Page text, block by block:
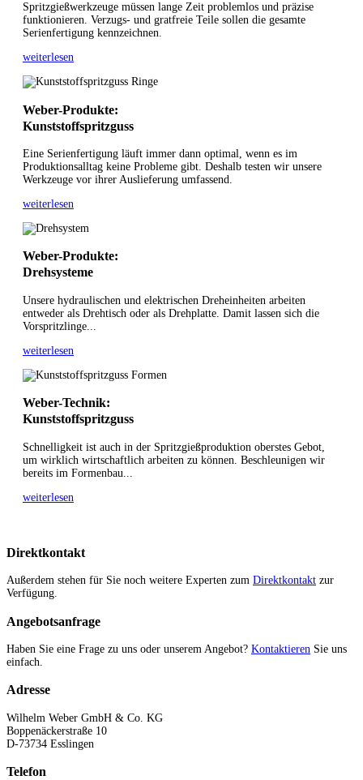
Spritzgießwerkzeuge müssen lange Zeit problemlos und präzise
funktionieren. Verzugs- und gratfreie Teile sollen die gesamte
Serienfertigung kennzeichnen.
weiterlesen
Weber-Produkte:
Kunststoffspritzguss
Eine Serienfertigung läuft immer dann optimal, wenn es im
Produktionsalltag keine Probleme gibt. Deshalb testen wir unsere
Werkzeuge vor ihrer Auslieferung umfassend.
weiterlesen
Weber-Produkte:
Drehsysteme
Unsere hydraulischen und elektrischen Dreheinheiten arbeiten
entweder als Drehtisch oder als Drehplatte. Damit lassen sich die
Vorspritzlinge...
weiterlesen
Weber-Technik:
Kunststoffspritzguss
Schnelligkeit ist auch in der Spritzgießproduktion oberstes Gebot,
um wirklich wirtschaftlich arbeiten zu können. Beschleunigen wir
bereits im Formenbau...
weiterlesen
Direktkontakt
Außerdem stehen für Sie noch weitere Experten zum Direktkontakt zur
Verfügung.
Angebotsanfrage
Haben Sie eine Frage zu uns oder unserem Angebot? Kontaktieren Sie uns
einfach.
Adresse
Wilhelm Weber GmbH & Co. KG
Boppenäckerstraße 10
D-73734 Esslingen
Telefon